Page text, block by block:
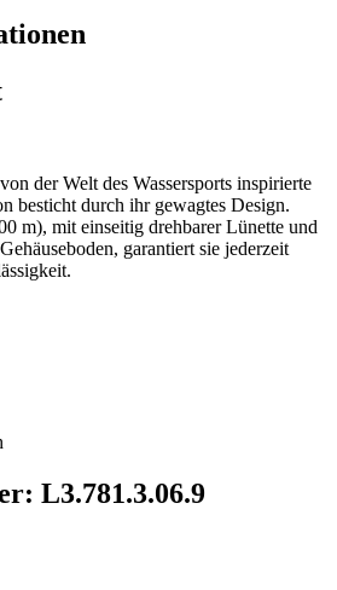
der Welt des Wassersports inspirierte
besticht durch ihr gewagtes Design.
m), mit einseitig drehbarer Lünette und
garantiert sie jederzeit
L3.781.3.06.9